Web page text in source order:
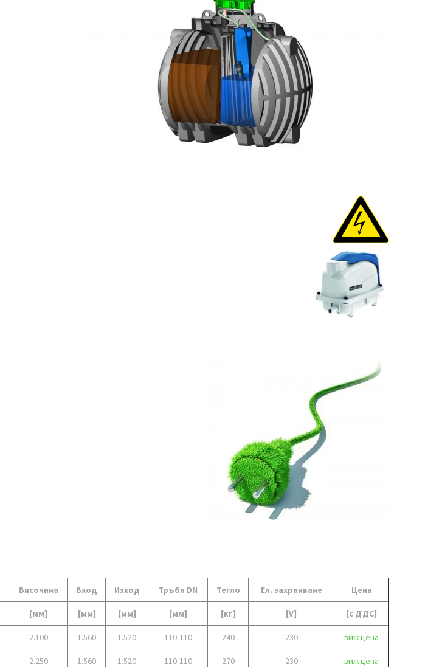
Височина Вход Изход Тръби DN Тегло Ел. захранване Цена
[мм] [мм] [мм] [мм] [кг] [V] [с ДДС]
2.100 1.560 1.520 110-110 240 230 виж цена
2.250 1.560 1.520 110-110 270 230 виж цена